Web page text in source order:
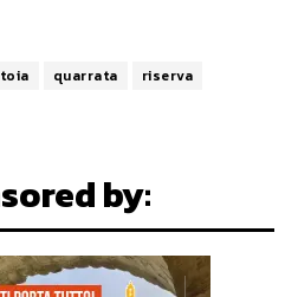
quarrata riserva
by: